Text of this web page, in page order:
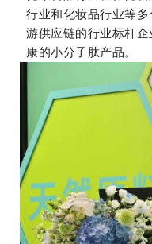
行业和化妆品行业等
游供应链的行业标杆
康的小分子肽产品。